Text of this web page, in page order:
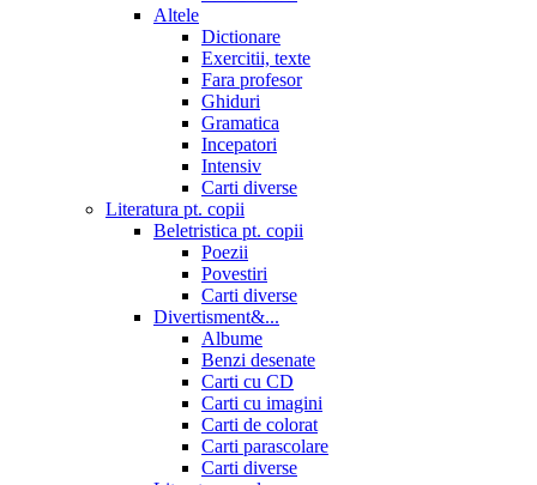
Altele
Dictionare
Exercitii, texte
Fara profesor
Ghiduri
Gramatica
Incepatori
Intensiv
Carti diverse
Literatura pt. copii
Beletristica pt. copii
Poezii
Povestiri
Carti diverse
Divertisment&...
Albume
Benzi desenate
Carti cu CD
Carti cu imagini
Carti de colorat
Carti parascolare
Carti diverse